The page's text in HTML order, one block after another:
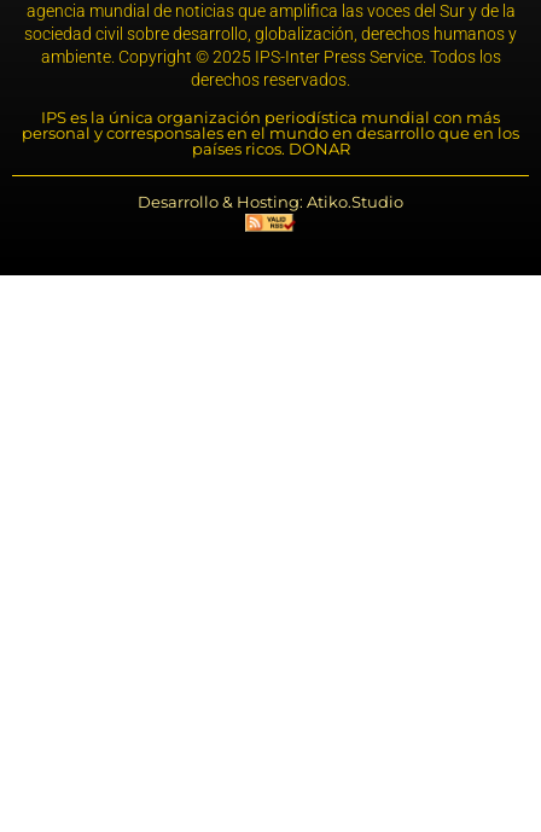
agencia mundial de noticias que amplifica las voces del Sur y de la
sociedad civil sobre desarrollo, globalización, derechos humanos y
ambiente. Copyright © 2025 IPS-Inter Press Service. Todos los
derechos reservados.
IPS es la única organización periodística mundial con más
personal y corresponsales en el mundo en desarrollo que en los
países ricos. DONAR
Desarrollo & Hosting: Atiko.Studio